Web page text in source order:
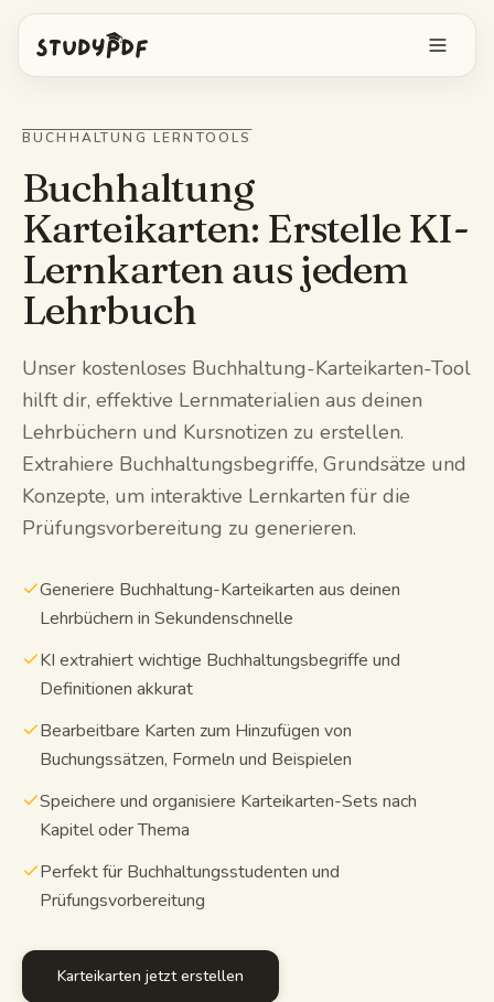
Funktionen
Bo alles fragen
Image Occlusion
Probeprüfungen
Mindmaps
Lernleitfäden
KI-Zusammenfassung
Spickzettel
Kostenlose Tools
Mobile App
BUCHHALTUNG LERNTOOLS
Buchhaltung
Karteikarten: Erstelle KI-
Lernkarten aus jedem
Lehrbuch
Unser kostenloses Buchhaltung-Karteikarten-Tool
hilft dir, effektive Lernmaterialien aus deinen
Lehrbüchern und Kursnotizen zu erstellen.
Extrahiere Buchhaltungsbegriffe, Grundsätze und
Konzepte, um interaktive Lernkarten für die
Prüfungsvorbereitung zu generieren.
Generiere Buchhaltung-Karteikarten aus deinen
Lehrbüchern in Sekundenschnelle
KI extrahiert wichtige Buchhaltungsbegriffe und
Definitionen akkurat
Bearbeitbare Karten zum Hinzufügen von
Buchungssätzen, Formeln und Beispielen
Speichere und organisiere Karteikarten-Sets nach
Kapitel oder Thema
Perfekt für Buchhaltungsstudenten und
Prüfungsvorbereitung
Karteikarten jetzt erstellen